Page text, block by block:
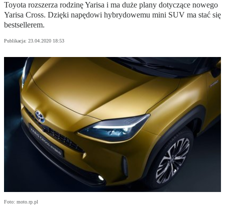
Toyota rozszerza rodzinę Yarisa i ma duże plany dotyczące nowego
Yarisa Cross. Dzięki napędowi hybrydowemu mini SUV ma stać się
bestsellerem.
Publikacja: 23.04.2020 18:53
Foto: moto.rp.pl